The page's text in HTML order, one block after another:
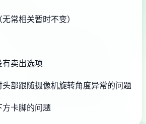
常相关暂时不变）
卖出选项
部跟随摄像机旋转角度异常的问题
卡脚的问题